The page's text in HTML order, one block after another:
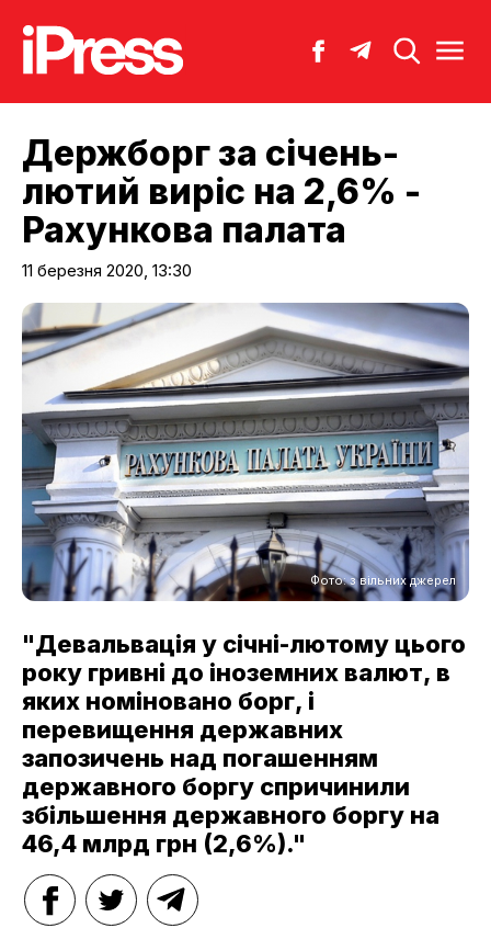
Держборг за січень-
лютий виріс на 2,6% -
Рахункова палата
11 березня 2020, 13:30
Фото: з вільних джерел
"Девальвація у січні-лютому цього
року гривні до іноземних валют, в
яких номіновано борг, і
перевищення державних
запозичень над погашенням
державного боргу спричинили
збільшення державного боргу на
46,4 млрд грн (2,6%)."